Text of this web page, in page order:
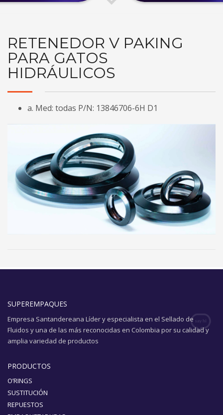
RETENEDOR V PAKING
PARA GATOS
HIDRÁULICOS
a. Med: todas P/N: 13846706-6H D1
SUPEREMPAQUES
Empresa Santandereana Líder y especialista en el Sellado de
Fluidos y una de las más reconocidas en Colombia por su calidad y
amplia variedad de productos
PRODUCTOS
O’RINGS
SUSTITUCIÓN
REPUESTOS